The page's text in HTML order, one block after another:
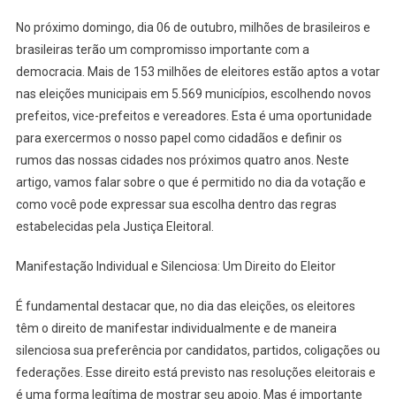
É
No
Dia
Da
No próximo domingo, dia 06 de outubro, milhões de brasileiros e
brasileiras terão um compromisso importante com a
democracia. Mais de 153 milhões de eleitores estão aptos a votar
nas eleições municipais em 5.569 municípios, escolhendo novos
prefeitos, vice-prefeitos e vereadores. Esta é uma oportunidade
para exercermos o nosso papel como cidadãos e definir os
rumos das nossas cidades nos próximos quatro anos. Neste
artigo, vamos falar sobre o que é permitido no dia da votação e
como você pode expressar sua escolha dentro das regras
estabelecidas pela Justiça Eleitoral.
Manifestação Individual e Silenciosa: Um Direito do Eleitor
É fundamental destacar que, no dia das eleições, os eleitores
têm o direito de manifestar individualmente e de maneira
silenciosa sua preferência por candidatos, partidos, coligações ou
federações. Esse direito está previsto nas resoluções eleitorais e
é uma forma legítima de mostrar seu apoio. Mas é importante